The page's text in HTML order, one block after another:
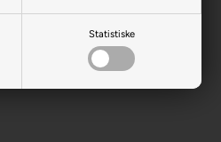
Statistiske